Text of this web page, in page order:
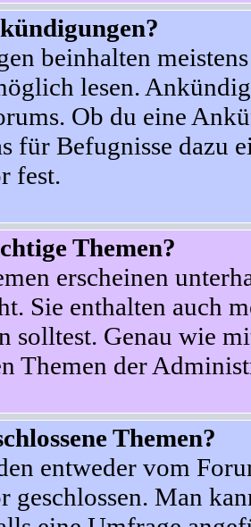
beinhalten
lesen.
Ob du eine
für Befugnisse dazu
fest.
Themen?
erscheinen
Sie enthalten auch
solltest. Genau wie
Themen der
Themen?
entweder vom
geschlossen. Man